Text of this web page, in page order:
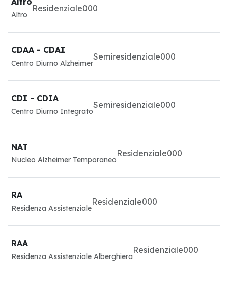
Altro
Residenziale000
CDAA - CDAI
Centro Diurno Alzheimer
Semiresidenziale000
CDI - CDIA
Centro Diurno Integrato
Semiresidenziale000
NAT
Nucleo Alzheimer Temporaneo
Residenziale000
RA
Residenza Assistenziale
Residenziale000
RAA
Residenza Assistenziale Alberghiera
Residenziale000